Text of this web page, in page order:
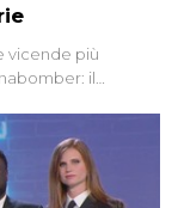
vicende più
il
essere ancora in
sul Mostro di
oggi avvolte in un
speciale anche